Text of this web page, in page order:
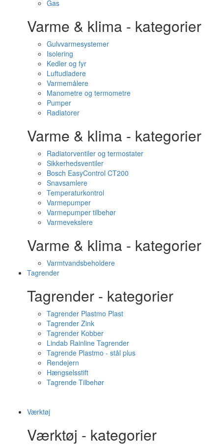
Gas
Varme & klima - kategorier
Gulvvarmesystemer
Isolering
Kedler og fyr
Luftudladere
Varmemålere
Manometre og termometre
Pumper
Radiatorer
Varme & klima - kategorier
Radiatorventiler og termostater
Sikkerhedsventiler
Bosch EasyControl CT200
Snavsamlere
Temperaturkontrol
Varmepumper
Varmepumper tilbehør
Varmevekslere
Varme & klima - kategorier
Varmtvandsbeholdere
Tagrender
Tagrender - kategorier
Tagrender Plastmo Plast
Tagrender Zink
Tagrender Kobber
Lindab Rainline Tagrender
Tagrende Plastmo - stål plus
Rendejern
Hængselsstift
Tagrende Tilbehør
Værktøj
Værktøj - kategorier